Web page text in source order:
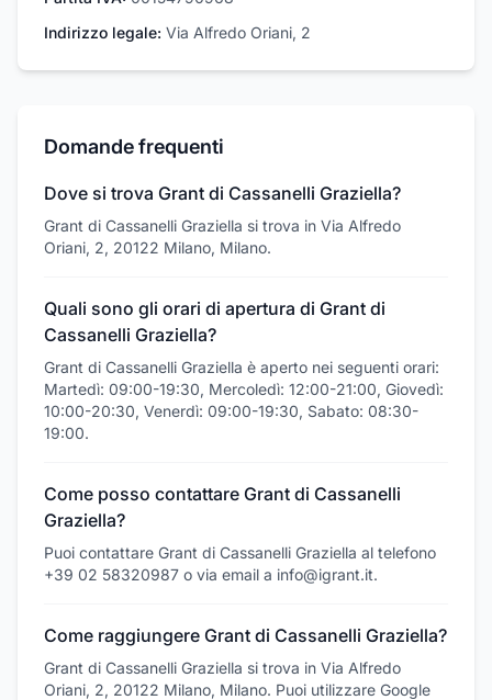
Indirizzo legale: Via Alfredo Oriani, 2
Domande frequenti
Dove si trova Grant di Cassanelli Graziella?
Grant di Cassanelli Graziella si trova in Via Alfredo
Oriani, 2, 20122 Milano, Milano.
Quali sono gli orari di apertura di Grant di
Cassanelli Graziella?
Grant di Cassanelli Graziella è aperto nei seguenti orari:
Martedì: 09:00-19:30, Mercoledì: 12:00-21:00, Giovedì:
10:00-20:30, Venerdì: 09:00-19:30, Sabato: 08:30-
19:00.
Come posso contattare Grant di Cassanelli
Graziella?
Puoi contattare Grant di Cassanelli Graziella al telefono
+39 02 58320987 o via email a info@igrant.it.
Come raggiungere Grant di Cassanelli Graziella?
Grant di Cassanelli Graziella si trova in Via Alfredo
Oriani, 2, 20122 Milano, Milano. Puoi utilizzare Google